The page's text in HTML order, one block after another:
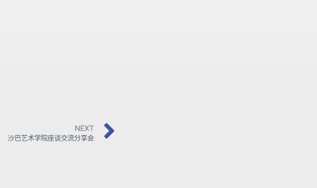
NEXT
沙巴艺术学院座谈交流分享会